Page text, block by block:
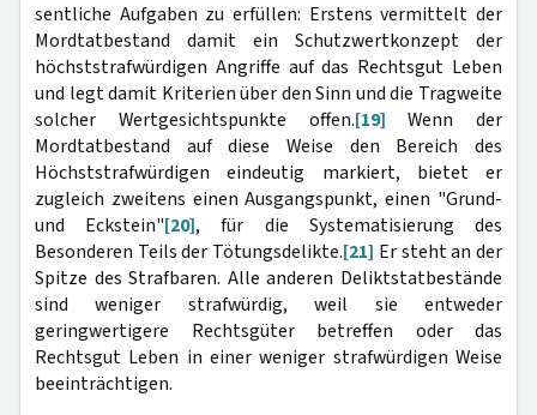
sentliche Aufgaben zu erfüllen: Erstens vermittelt der
Mordtatbestand damit ein Schutzwertkonzept der
höchststrafwürdigen Angriffe auf das Rechtsgut Leben
und legt damit Kriterien über den Sinn und die Tragweite
solcher Wertgesichtspunkte offen.[19] Wenn der
Mordtatbestand auf diese Weise den Bereich des
Höchststrafwürdigen eindeutig markiert, bietet er
zugleich zweitens einen Ausgangspunkt, einen "Grund-
und Eckstein"[20], für die Systematisierung des
Besonderen Teils der Tötungsdelikte.[21] Er steht an der
Spitze des Strafbaren. Alle anderen Deliktstatbestände
sind weniger strafwürdig, weil sie entweder
geringwertigere Rechtsgüter betreffen oder das
Rechtsgut Leben in einer weniger strafwürdigen Weise
beeinträchtigen.